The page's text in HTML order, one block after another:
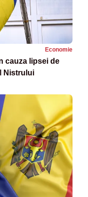
Economie
cauza lipsei de
Nistrului